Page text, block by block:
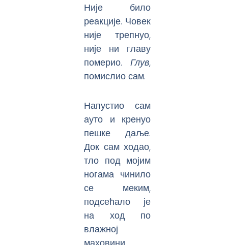
Није било
реакције. Човек
није трепнуо,
није ни главу
померио.Глув,
помислио сам.
Напустио сам
ауто и кренуо
пешке даље.
Док сам ходао,
тло под мојим
ногама чинило
се меким,
подсећало је
на ход по
влажној